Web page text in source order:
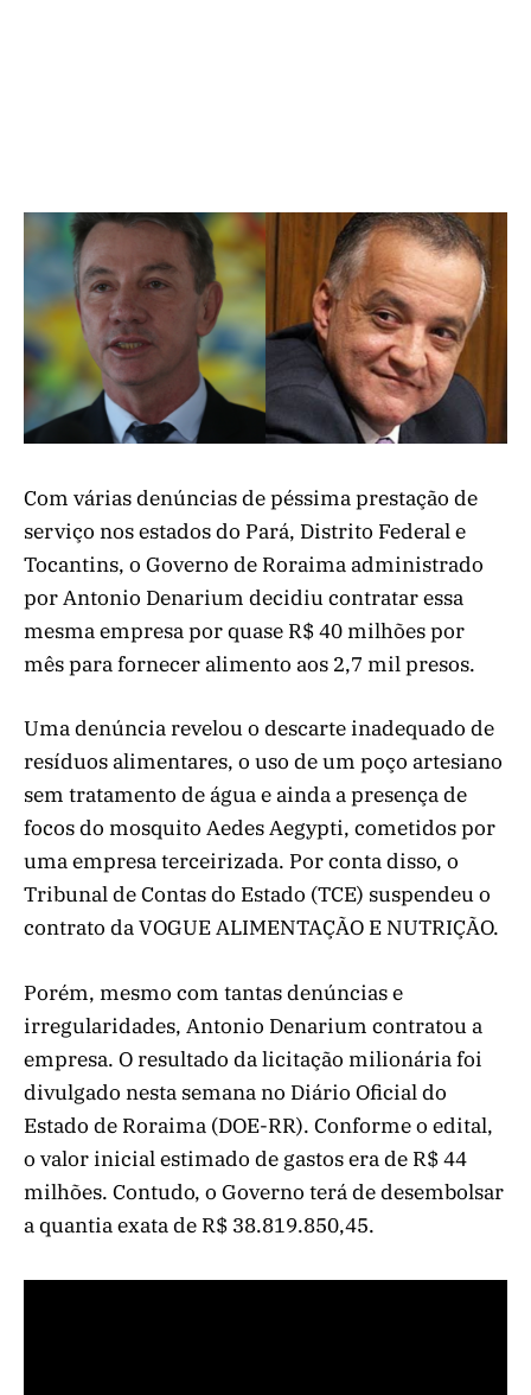
Com várias denúncias de péssima prestação de
serviço nos estados do Pará, Distrito Federal e
Tocantins, o Governo de Roraima administrado
por Antonio Denarium decidiu contratar essa
mesma empresa por quase R$ 40 milhões por
mês para fornecer alimento aos 2,7 mil presos.
Uma denúncia revelou o descarte inadequado de
resíduos alimentares, o uso de um poço artesiano
sem tratamento de água e ainda a presença de
focos do mosquito Aedes Aegypti, cometidos por
uma empresa terceirizada. Por conta disso, o
Tribunal de Contas do Estado (TCE) suspendeu o
contrato da VOGUE ALIMENTAÇÃO E NUTRIÇÃO.
Porém, mesmo com tantas denúncias e
irregularidades, Antonio Denarium contratou a
empresa. O resultado da licitação milionária foi
divulgado nesta semana no Diário Oficial do
Estado de Roraima (DOE-RR). Conforme o edital,
o valor inicial estimado de gastos era de R$ 44
milhões. Contudo, o Governo terá de desembolsar
a quantia exata de R$ 38.819.850,45.